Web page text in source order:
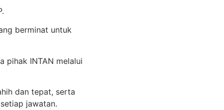
berminat untuk
pihak INTAN melalui
dan tepat, serta
jawatan.